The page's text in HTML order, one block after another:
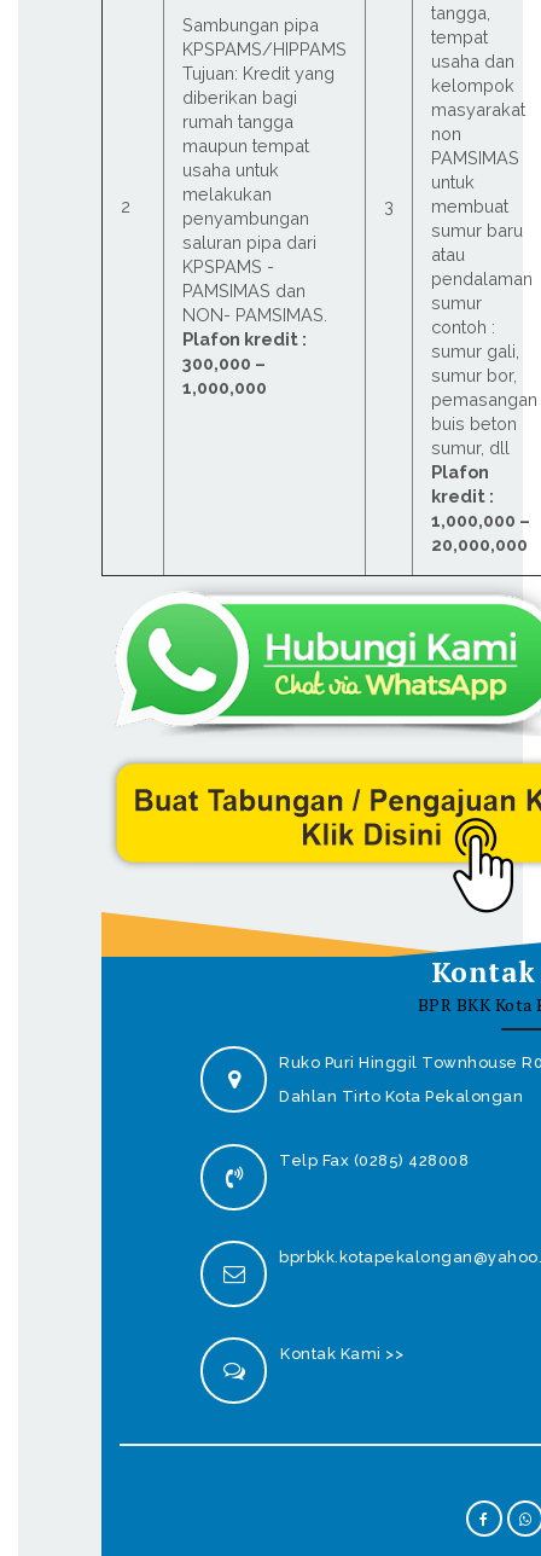
2
Sambungan pipa
KPSPAMS/HIPPAMS
Tujuan: Kredit yang
diberikan bagi
rumah tangga
maupun tempat
usaha untuk
melakukan
penyambungan
saluran pipa dari
KPSPAMS -
PAMSIMAS dan
NON- PAMSIMAS.
Plafon kredit :
300,000 –
1,000,000
3
tangga,
tempat
usaha dan
kelompok
masyarakat
non
PAMSIMAS
untuk
membuat
sumur baru
atau
pendalaman
sumur
contoh :
sumur gali,
sumur bor,
pemasangan
buis beton
sumur, dll
Plafon
kredit :
1,000,000 –
20,000,000
BPR BKK Kota
Ruko Puri Hinggil Townhouse
Dahlan Tirto Kota Pekalongan
Telp Fax (0285) 428008
Kontak Kami >>